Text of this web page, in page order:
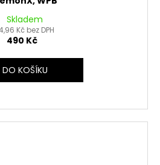
Skladem
Kč bez DPH
490 Kč
DO KOŠÍKU